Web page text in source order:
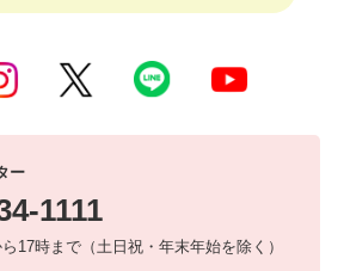
ー
1111
17時まで（土日祝・年末年始を除く）